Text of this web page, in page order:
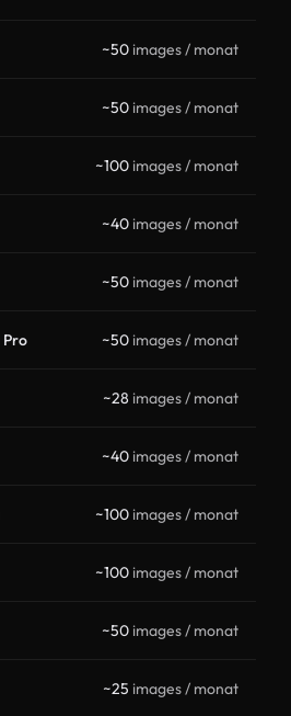
~50 images / monat
~50 images / monat
~100 images / monat
~40 images / monat
~50 images / monat
Pro ~50 images / monat
~28 images / monat
~40 images / monat
~100 images / monat
~100 images / monat
~50 images / monat
~25 images / monat